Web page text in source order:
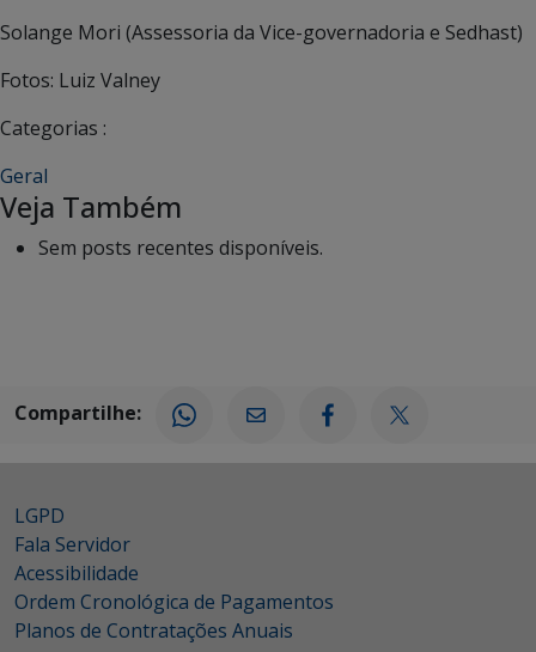
Solange Mori (Assessoria da Vice-governadoria e Sedhast)
Fotos: Luiz Valney
Categorias :
Geral
Veja Também
Sem posts recentes disponíveis.
Compartilhe:
LGPD
Fala Servidor
Acessibilidade
Ordem Cronológica de Pagamentos
Planos de Contratações Anuais